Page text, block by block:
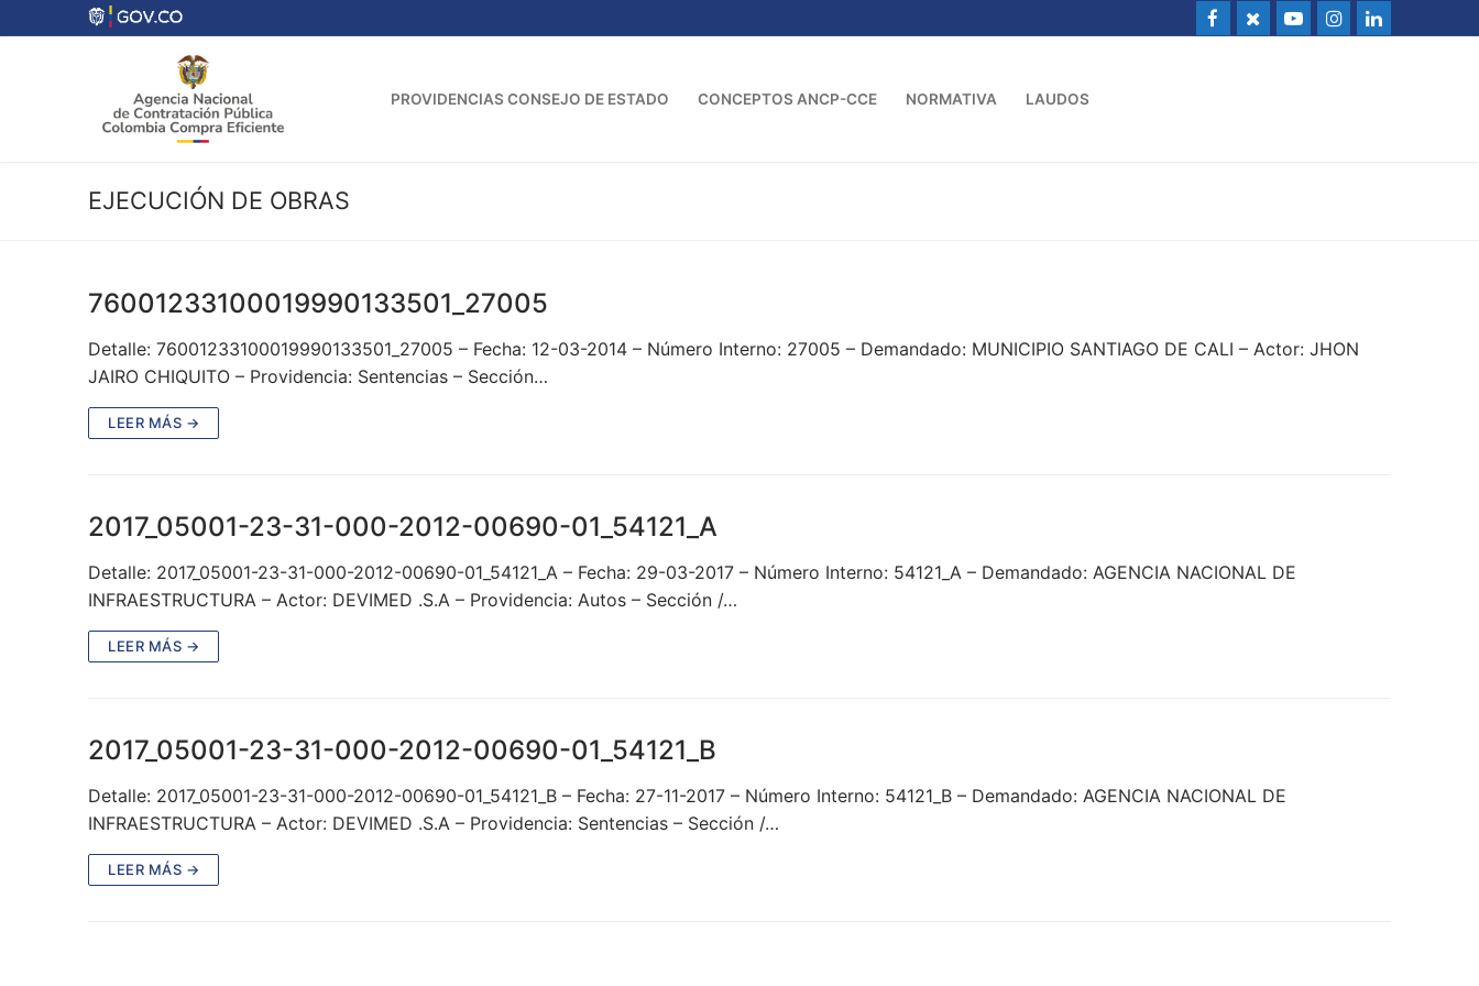
al
PROVIDENCIAS CONSEJO DE ESTADO CONCEPTOS ANCP-CCE NORMATIVA LAUDOS
EJECUCIÓN DE OBRAS
76001233100019990133501_27005
Detalle: 76001233100019990133501_27005 – Fecha: 12-03-2014 – Número Interno: 27005 – Demandado: MUNICIPIO SANTIAGO DE CALI – Actor: JHON
JAIRO CHIQUITO – Providencia: Sentencias – Sección…
LEER MÁS →
2017_05001-23-31-000-2012-00690-01_54121_A
Detalle: 2017_05001-23-31-000-2012-00690-01_54121_A – Fecha: 29-03-2017 – Número Interno: 54121_A – Demandado: AGENCIA NACIONAL DE
INFRAESTRUCTURA – Actor: DEVIMED .S.A – Providencia: Autos – Sección /…
LEER MÁS →
2017_05001-23-31-000-2012-00690-01_54121_B
Detalle: 2017_05001-23-31-000-2012-00690-01_54121_B – Fecha: 27-11-2017 – Número Interno: 54121_B – Demandado: AGENCIA NACIONAL DE
INFRAESTRUCTURA – Actor: DEVIMED .S.A – Providencia: Sentencias – Sección /…
LEER MÁS →